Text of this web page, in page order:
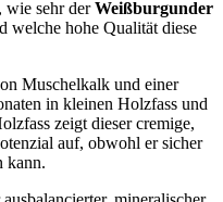
wie sehr derWeißburgunder
welche hohe Qualität diese
Muschelkalk und einer
in kleinen Holzfass und
zeigt dieser cremige,
auf, obwohl er sicher
kann.